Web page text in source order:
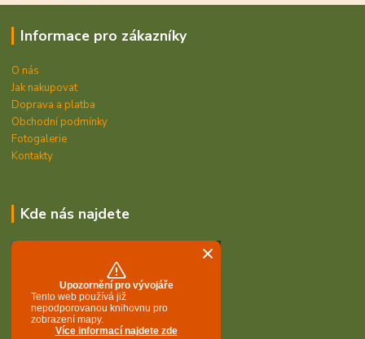
Informace pro zákazníky
O nás
Jak nakupovat
Doprava a platba
Obchodní podmínky
Fotogalerie
Kontakty
Kde nás najdete